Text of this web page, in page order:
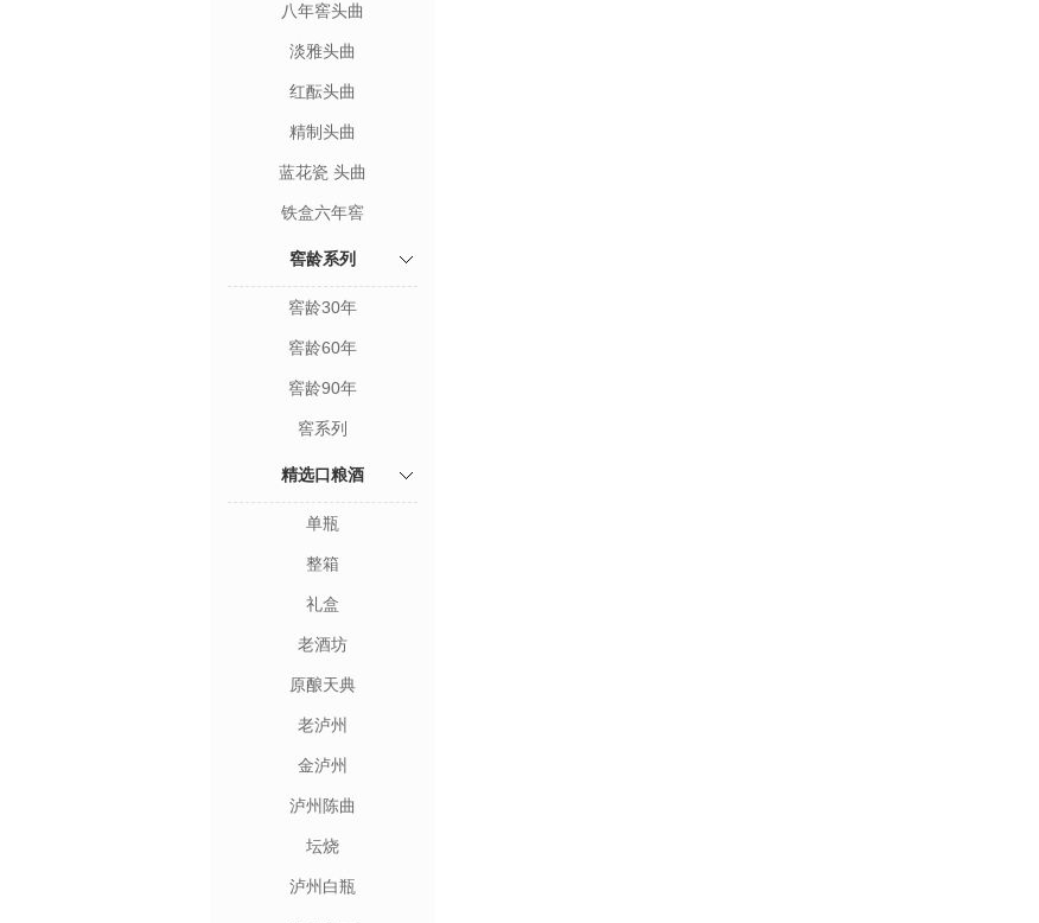
八年窖头曲
淡雅头曲
红酝头曲
精制头曲
蓝花瓷 头曲
铁盒六年窖
窖龄系列
窖龄30年
窖龄60年
窖龄90年
窖系列
精选口粮酒
单瓶
整箱
礼盒
老酒坊
原酿天典
老泸州
金泸州
泸州陈曲
坛烧
泸州白瓶